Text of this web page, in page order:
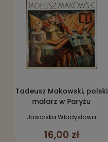
Tadeusz Makowski, polski
malarz w Paryżu
Jaworska Władysława
16,00 zł